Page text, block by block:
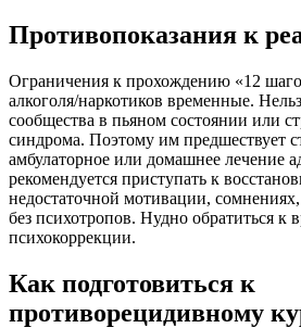
Противопоказания к
Ограничения к прохождению «12
алкоголя/наркотиков временные.
сообщества в пьяном состоянии или
синдрома. Поэтому им предшествует
амбулаторное или домашнее лечение
рекомендуется приступать к
недостаточной мотивации,
без психотропов. Нудно обратиться к
психокоррекции.
Как подготовиться к
противорецидивному